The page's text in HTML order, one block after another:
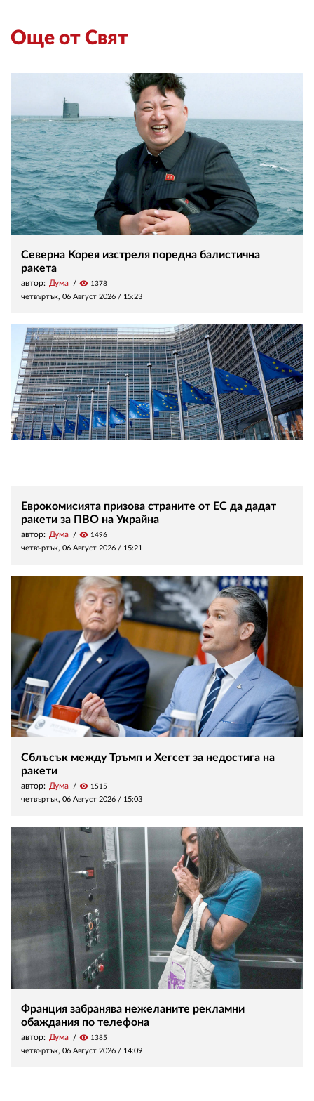
Още от Свят
Северна Корея изстреля поредна балистична
ракета
автор: Дума visibility 1378
четвъртък, 06 Август 2026 / 15:23
Еврокомисията призова страните от ЕС да дадат
ракети за ПВО на Украйна
автор: Дума visibility 1496
четвъртък, 06 Август 2026 / 15:21
Сблъсък между Тръмп и Хегсет за недостига на
ракети
автор: Дума visibility 1515
четвъртък, 06 Август 2026 / 15:03
Франция забранява нежеланите рекламни
обаждания по телефона
автор: Дума visibility 1385
четвъртък, 06 Август 2026 / 14:09